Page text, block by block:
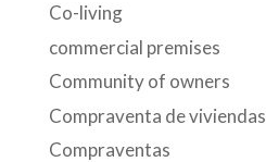
Co-living
commercial premises
Community of owners
Compraventa de viviendas
Compraventas